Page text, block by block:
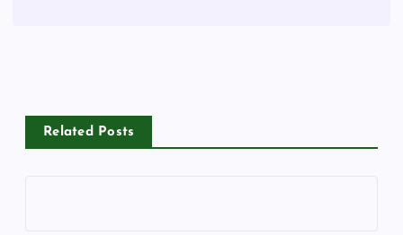
Related Posts